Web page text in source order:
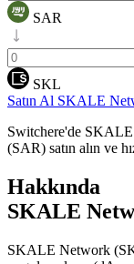
SAR
SKL
Satın Al SKALE
Switchere'de
(SAR) satın alın ve
Hakkında
SKALE
SKALE Network